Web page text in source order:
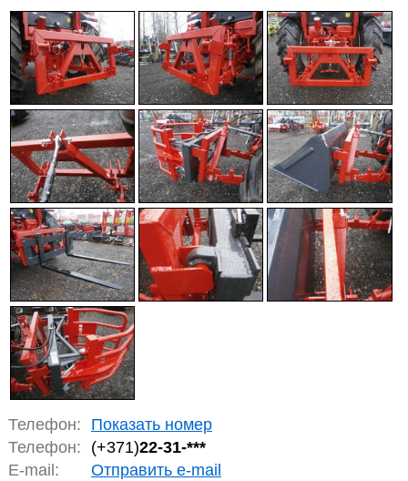
Телефон:
Показать номер
Телефон:
(+371)22-31-***
E-mail:
Отправить e-mail